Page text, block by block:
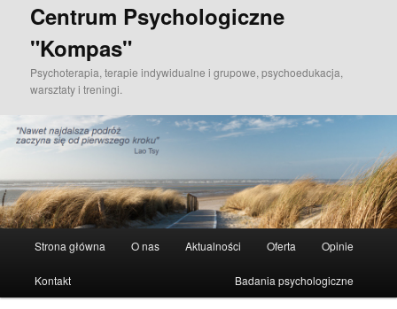
Przeskocz
tekstu
Przeskocz
widgetów
Centrum Psychologiczne
"Kompas"
Psychoterapia, terapie indywidualne i grupowe, psychoedukacja,
warsztaty i treningi.
Strona główna O nas Aktualności Oferta Opinie
Kontakt Badania psychologiczne